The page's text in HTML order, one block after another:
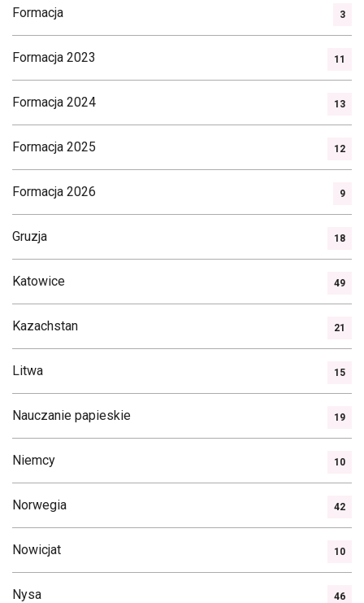
Formacja 3
Formacja 2023 11
Formacja 2024 13
Formacja 2025 12
Formacja 2026 9
Gruzja 18
Katowice 49
Kazachstan 21
Litwa 15
Nauczanie papieskie 19
Niemcy 10
Norwegia 42
Nowicjat 10
Nysa 46